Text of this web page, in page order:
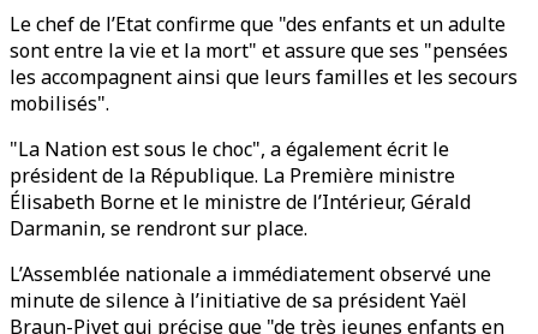
Le chef de l’Etat confirme que "des enfants et un adulte
sont entre la vie et la mort" et assure que ses "pensées
les accompagnent ainsi que leurs familles et les secours
mobilisés".
"La Nation est sous le choc", a également écrit le
président de la République. La Première ministre
Élisabeth Borne et le ministre de l’Intérieur, Gérald
Darmanin, se rendront sur place.
L’Assemblée nationale a immédiatement observé une
minute de silence à l’initiative de sa président Yaël
Braun-Pivet qui précise que "de très jeunes enfants en